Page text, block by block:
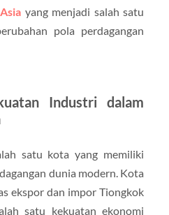
yang menjadi salah satu
pola perdagangan
Industri dalam
satu kota yang memiliki
dunia modern. Kota
ekspor dan impor Tiongkok
satu kekuatan ekonomi